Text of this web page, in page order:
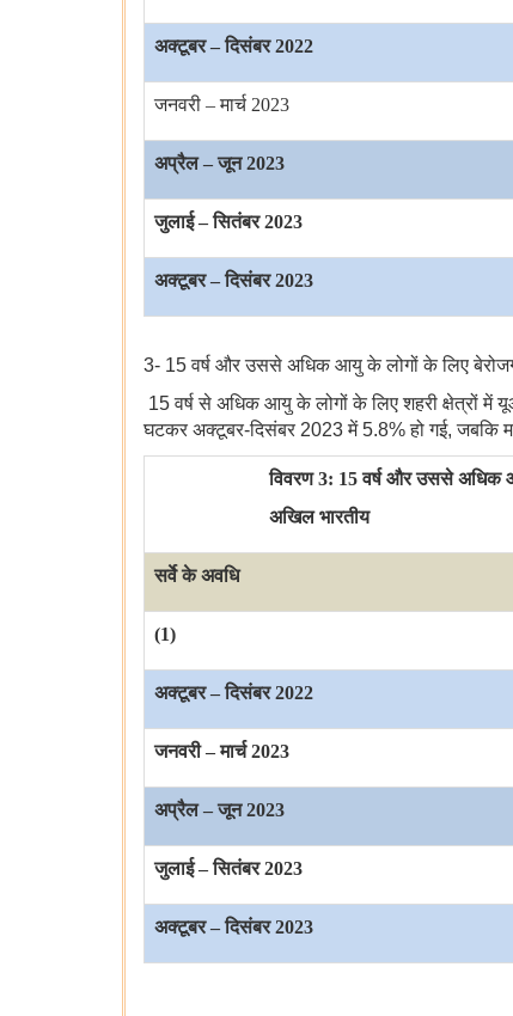
अक्टूबर–दिसंबर2022
जनवरी –मार्च 2023
अप्रैल–जून2023
जुलाई–सितंबर2023
अक्टूबर–दिसंबर2023
3- 15वर्ष और उससे अधिक आयु के लोगों के लिए
15वर्ष से अधिक आयु के लोगों के लिए शहरी क्षेत्रों में
घटकर अक्टूबर-दिसंबर 2023में5.8%हो गई,जबकि
विवरण3: 15वर्ष और उससे अधिक
अखिल भारतीय
सर्वे के अवधि
(1)
अक्टूबर–दिसंबर2022
जनवरी–मार्च2023
अप्रैल–जून2023
जुलाई–सितंबर2023
अक्टूबर–दिसंबर2023